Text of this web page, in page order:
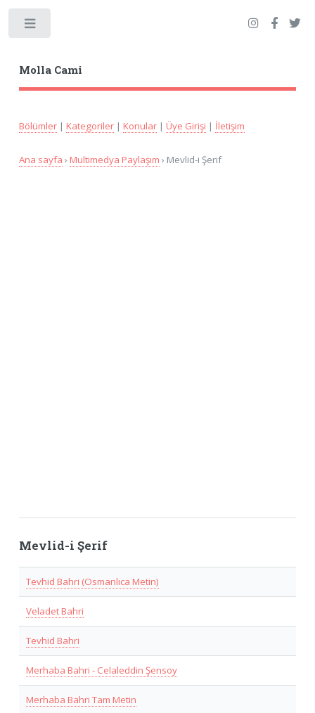
Molla Cami
Bölümler| Kategoriler| Konular| Üye Girişi | İletişim
Ana sayfa › Multimedya Paylaşım › Mevlid-i Şerif
Mevlid-i Şerif
Tevhid Bahri (Osmanlıca Metin)
Veladet Bahri
Tevhid Bahri
Merhaba Bahri - Celaleddin Şensoy
Merhaba Bahri Tam Metin